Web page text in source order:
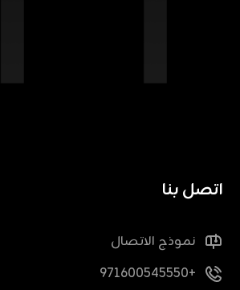
اتصل بنا
نموذج الاتصال
+971600545550